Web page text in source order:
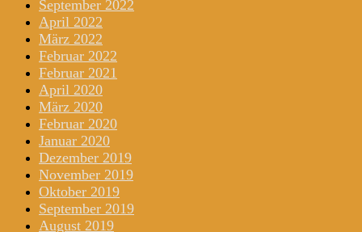
September 2022
April 2022
März 2022
Februar 2022
Februar 2021
April 2020
März 2020
Februar 2020
Januar 2020
Dezember 2019
November 2019
Oktober 2019
September 2019
August 2019